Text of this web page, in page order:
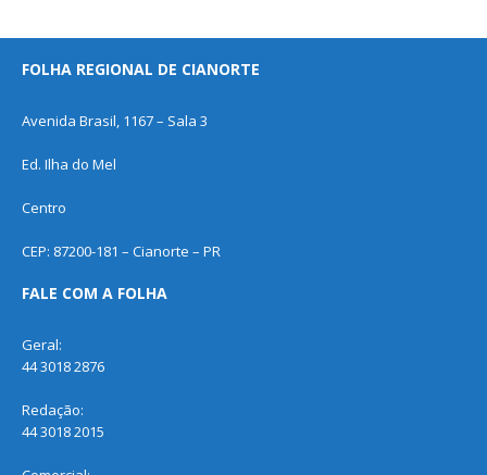
FOLHA REGIONAL DE CIANORTE
Avenida Brasil, 1167 – Sala 3
Ed. Ilha do Mel
Centro
CEP: 87200-181 – Cianorte – PR
FALE COM A FOLHA
Geral:
44 3018 2876
Redação:
44 3018 2015